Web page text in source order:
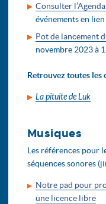
Consulter
événements en
Pot de lancement
novembre 2023 à
Retrouvez toutes les
La pituite de Luk
Musiques
Les références pour
séquences sonores
Notre pad pour
une licence libre